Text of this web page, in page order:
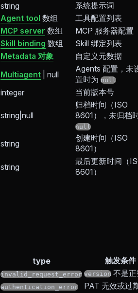
string 系统提示词
Agent tool 数组 工具配置列表
MCP server 数组 MCP 服务器配置
Skill binding 数组 Skill 绑定列表
Metadata 对象 自定义元数据
Multiagent | null
Agents 配置，未
置时为 null
integer 当前版本号
string|null
归档时间（ISO
8601），未归档
null
string
创建时间（ISO
8601）
string
最后更新时间（
8601）
type
触发条件
invalid_request_error version 不是
authentication_error
PAT 无效或过